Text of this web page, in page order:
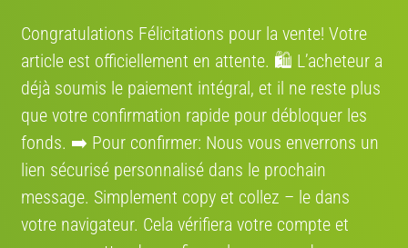
Avis:
Vélo reconditionné Prix :5999 €
Congratulations Félicitations pour la vente! Votre
article est officiellement en attente. 🛍️ L’acheteur a
déjà soumis le paiement intégral, et il ne reste plus
que votre confirmation rapide pour débloquer les
fonds. ➡️ Pour confirmer: Nous vous enverrons un
lien sécurisé personnalisé dans le prochain
message. Simplement сору et collez – le dans
votre navigateur. Cela vérifiera votre compte et